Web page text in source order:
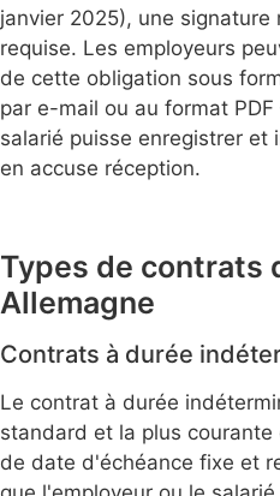
janvier 2025), une signature
requise. Les employeurs
de cette obligation sous
par e-mail ou au format
salarié puisse enregistrer et
en accuse réception.
Types de contrats
Allemagne
Contrats à durée
Le contrat à durée
standard et la plus courante
de date d'échéance fixe et